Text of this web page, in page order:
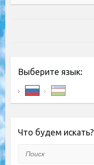
Выберите язык:
Что будем искать?
Поиск